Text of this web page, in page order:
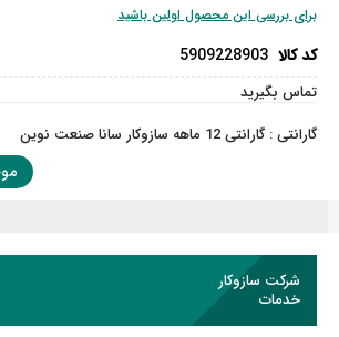
برای بررسی این محصول اولین باشید
کد کالا 5909228903
تماس بگیرید
گارانتی : گارانتی 12 ماهه سازوکار سانا صنعت نوین
شرکت سازوکار
خدمات